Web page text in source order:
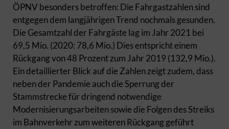
ÖPNV besonders betroffen: Die Fahrgastzahlen sind
entgegen dem langjährigen Trend nochmals gesunden.
Die Gesamtzahl der Fahrgäste lag im Jahr 2021 bei
69,5 Mio. (2020: 78,6 Mio.) Dies entspricht einem
Rückgang von 48 Prozent zum Jahr 2019 (132,9 Mio.).
Ein detaillierter Blick auf die Zahlen zeigt zudem, dass
neben der Pandemie auch die Sperrung der
Stammstrecke für dringend notwendige
Modernisierungsarbeiten sowie die Folgen des Streiks
im Bahnverkehr zum weiteren Rückgang geführt